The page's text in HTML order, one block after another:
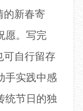
的新春寄
愿。写完
可自行留存
手实践中感
统节日的独